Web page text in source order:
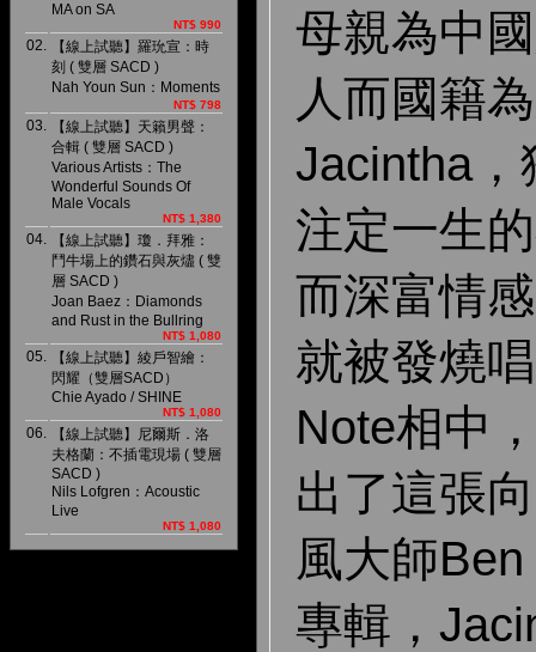
MA on SA
NT$ 990
02.
【線上試聽】羅玧宣：時
刻 ( 雙層 SACD )
Nah Youn Sun：Moments
NT$ 798
03.
【線上試聽】天籟男聲：
合輯 ( 雙層 SACD )
Various Artists：The
Wonderful Sounds Of
Male Vocals
NT$ 1,380
04.
【線上試聽】瓊．拜雅：
鬥牛場上的鑽石與灰燼 ( 雙
層 SACD )
Joan Baez：Diamonds
and Rust in the Bullring
NT$ 1,080
05.
【線上試聽】綾戶智繪：
閃耀（雙層SACD）
Chie Ayado / SHINE
NT$ 1,080
06.
【線上試聽】尼爾斯．洛
夫格蘭：不插電現場 ( 雙層
SACD )
Nils Lofgren：Acoustic
Live
NT$ 1,080
母親為中
人而國籍
Jacintha
注定一生
而深富情
就被發燒
Note相中
出了這張
風大師
專輯，